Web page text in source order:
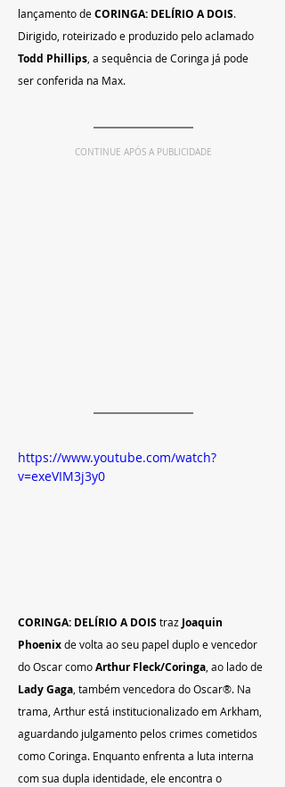
lançamento de CORINGA: DELÍRIO A DOIS.
Dirigido, roteirizado e produzido pelo aclamado
Todd Phillips , a sequência de Coringa já pode
ser conferida na Max.
CONTINUE APÓS A PUBLICIDADE
https://www.youtube.com/watch?
v=exeVIM3j3y0
CORINGA: DELÍRIO A DOIS traz Joaquin
Phoenix de volta ao seu papel duplo e vencedor
do Oscar como Arthur Fleck/Coringa, ao lado de
Lady Gaga, também vencedora do Oscar®. Na
trama, Arthur está institucionalizado em Arkham,
aguardando julgamento pelos crimes cometidos
como Coringa. Enquanto enfrenta a luta interna
com sua dupla identidade, ele encontra o